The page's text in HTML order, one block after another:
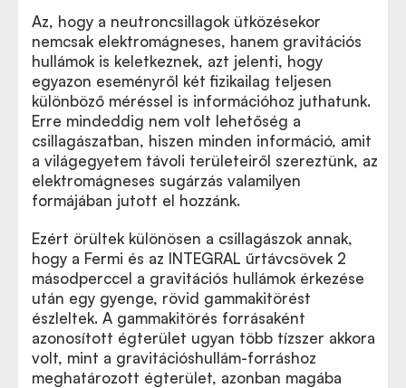
Az, hogy a neutroncsillagok ütközésekor
nemcsak elektromágneses, hanem gravitációs
hullámok is keletkeznek, azt jelenti, hogy
egyazon eseményről két fizikailag teljesen
különböző méréssel is információhoz juthatunk.
Erre mindeddig nem volt lehetőség a
csillagászatban, hiszen minden információ, amit
a világegyetem távoli területeiről szereztünk, az
elektromágneses sugárzás valamilyen
formájában jutott el hozzánk.
Ezért örültek különösen a csillagászok annak,
hogy a Fermi és az INTEGRAL űrtávcsövek 2
másodperccel a gravitációs hullámok érkezése
után egy gyenge, rövid gammakitörést
észleltek. A gammakitörés forrásaként
azonosított égterület ugyan több tízszer akkora
volt, mint a gravitációshullám-forráshoz
meghatározott égterület, azonban magába